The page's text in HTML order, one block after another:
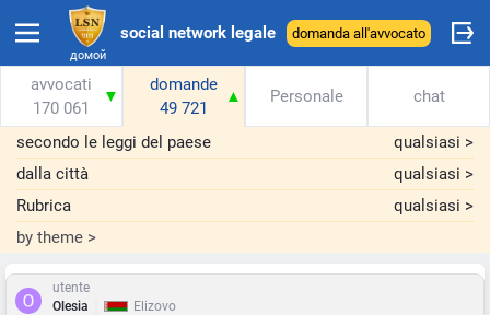
домой
social network legale domanda all'avvocato
avvocati
170 061
▼
domande
49 721
▲ Personale chat
secondo le leggi del paese qualsiasi >
dalla città
qualsiasi >
Rubrica
qualsiasi >
by theme >
utente
Olesia
Elizovo